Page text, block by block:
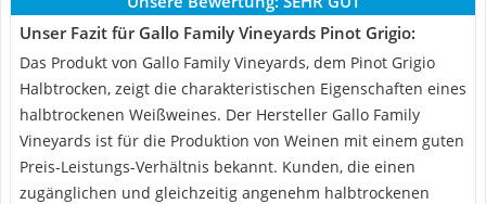
Unser Fazit für Gallo Family Vineyards Pinot Grigio:
Das Produkt von Gallo Family Vineyards, dem Pinot Grigio
Halbtrocken, zeigt die charakteristischen Eigenschaften eines
halbtrockenen Weißweines. Der Hersteller Gallo Family
Vineyards ist für die Produktion von Weinen mit einem guten
Preis-Leistungs-Verhältnis bekannt. Kunden, die einen
zugänglichen und gleichzeitig angenehm halbtrockenen